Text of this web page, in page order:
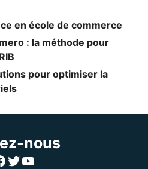
en école de commerce
: la méthode pour
pour optimiser la
nous
Twitter
YouTube